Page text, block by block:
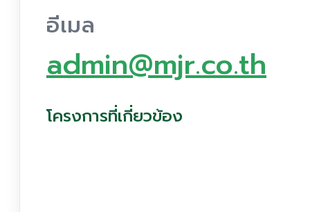
อีเมล
admin@mjr.co.th
โครงการที่เกี่ยวข้อง